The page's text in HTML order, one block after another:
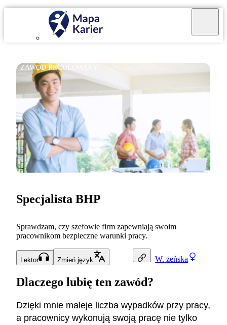
ZAWÓD REGULOWANY
W. żeńska
Specjalista BHP
Sprawdzam, czy szefowie firm zapewniają swoim
pracownikom bezpieczne warunki pracy.
Lektor Zmień język
Dlaczego lubię ten zawód?
Dzięki mnie maleje liczba wypadków przy pracy,
a pracownicy wykonują swoją pracę nie tylko